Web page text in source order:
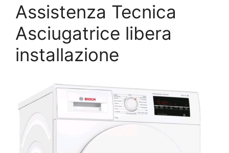
Assistenza Tecnica
Asciugatrice libera
installazione